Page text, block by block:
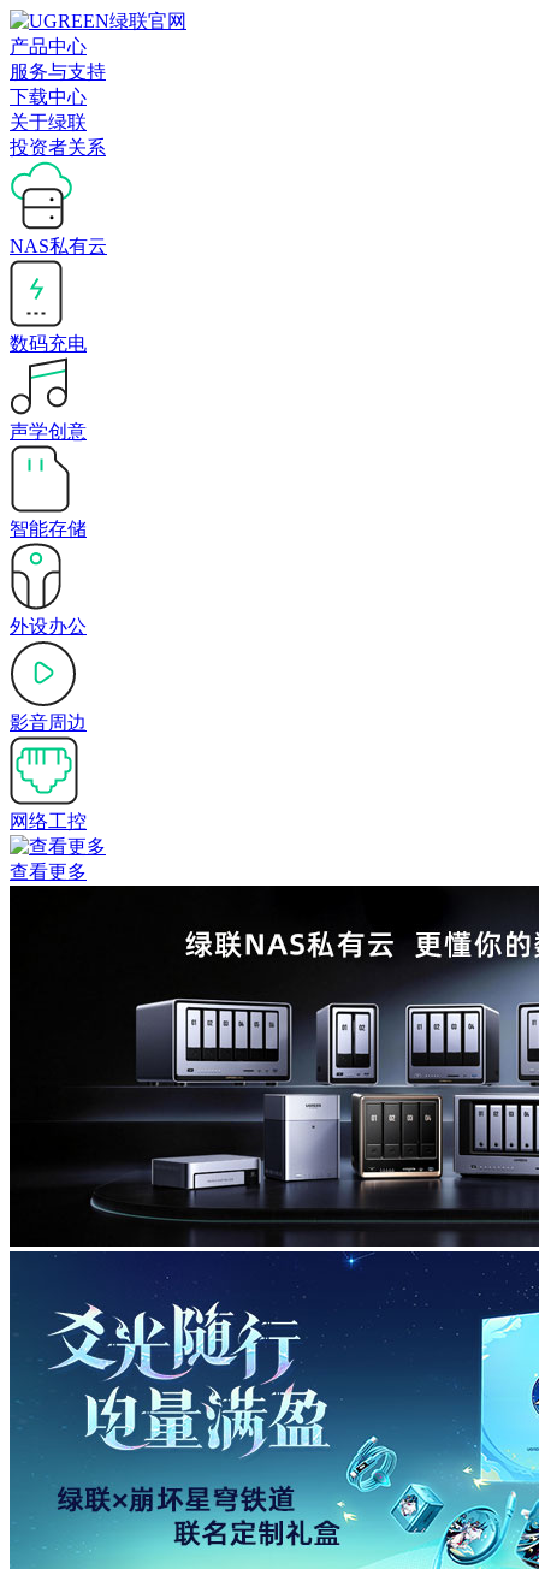
产品中心
服务与支持
下载中心
关于绿联
投资者关系
NAS私有云
数码充电
声学创意
智能存储
外设办公
影音周边
网络工控
查看更多